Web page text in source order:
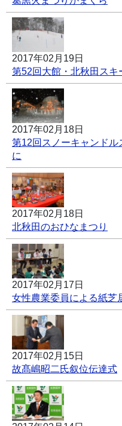
2017年02月19日
第52回大館・北秋田スキ
2017年02月18日
第12回スノーキャンドル
に
2017年02月18日
北秋田のおひなまつり
2017年02月17日
女性農業委員による紙芝
2017年02月15日
故髙嶋昭二氏叙位伝達式